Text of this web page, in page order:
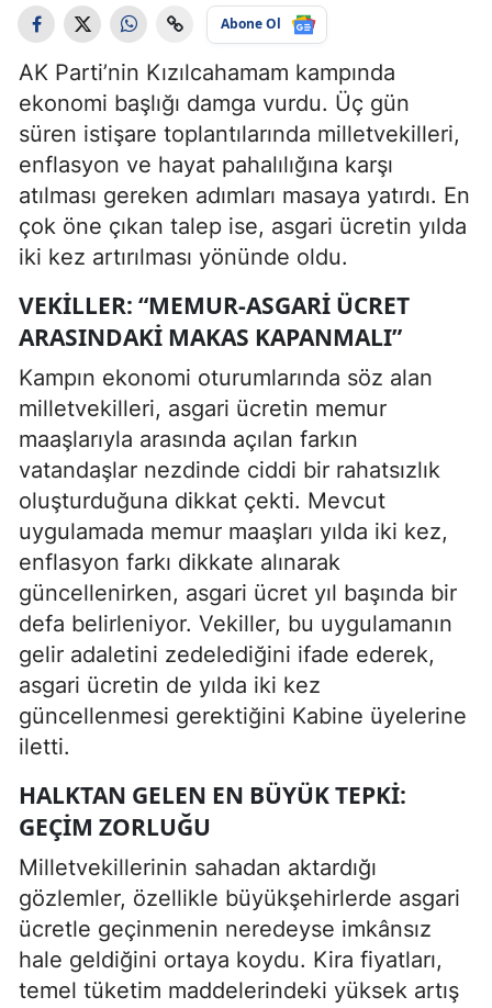
Abone Ol
AK Parti’nin Kızılcahamam kampında
ekonomi başlığı damga vurdu. Üç gün
süren istişare toplantılarında milletvekilleri,
enflasyon ve hayat pahalılığına karşı
atılması gereken adımları masaya yatırdı. En
çok öne çıkan talep ise, asgari ücretin yılda
iki kez artırılması yönünde oldu.
VEKILLER: “MEMUR-ASGARI ÜCRET
ARASINDAKI MAKAS KAPANMALI”
Kampın ekonomi oturumlarında söz alan
milletvekilleri, asgari ücretin memur
maaşlarıyla arasında açılan farkın
vatandaşlar nezdinde ciddi bir rahatsızlık
oluşturduğuna dikkat çekti. Mevcut
uygulamada memur maaşları yılda iki kez,
enflasyon farkı dikkate alınarak
güncellenirken, asgari ücret yıl başında bir
defa belirleniyor. Vekiller, bu uygulamanın
gelir adaletini zedelediğini ifade ederek,
asgari ücretin de yılda iki kez
güncellenmesi gerektiğini Kabine üyelerine
iletti.
HALKTAN GELEN EN BÜYÜK TEPKI:
GEÇIM ZORLUĞU
Milletvekillerinin sahadan aktardığı
gözlemler, özellikle büyükşehirlerde asgari
ücretle geçinmenin neredeyse imkânsız
hale geldiğini ortaya koydu. Kira fiyatları,
temel tüketim maddelerindeki yüksek artış